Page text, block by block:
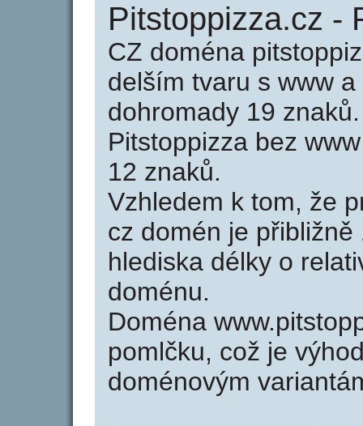
Pitstoppizza.cz -
CZ doména
delším tvaru s www
dohromady 19
Pitstoppizza bez
12 znaků.
Vzhledem k tom, že
cz domén je
hlediska délky o
doménu.
Doména
pomlčku, což je
doménovým